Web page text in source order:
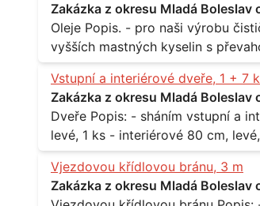
Zakázka z okresu Mladá Boleslav
Oleje Popis. - pro naši výrobu čističů poptáváme dodávku olejů - konkrétně se jedná o směs
vyšších mastných kyselin s
při 20°C - cca 870 kg / m3 Balení: - po 190 kg v sudu Množství: - cca 500 kg - roční spotřeba
Lokalita: - Praha
Vstupní a interiérové dveře, 1 + 7
Zakázka z okresu Mladá Boleslav
Dveře Popis: - sháním vstupní a interiérové dveře pro byt Rozměr a počet: - vstupní 80 cm,
levé, 1 ks - interiérové 80 cm, levé, 2
Praha 10
Vjezdovou křídlovou bránu, 3 m
Zakázka z okresu Mladá Boleslav